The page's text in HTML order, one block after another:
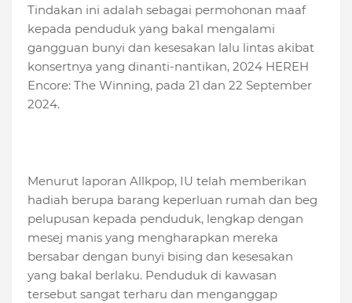
Tindakan ini adalah sebagai permohonan maaf
kepada penduduk yang bakal mengalami
gangguan bunyi dan kesesakan lalu lintas akibat
konsertnya yang dinanti-nantikan, 2024 HEREH
Encore: The Winning, pada 21 dan 22 September
2024.
Menurut laporan Allkpop, IU telah memberikan
hadiah berupa barang keperluan rumah dan beg
pelupusan kepada penduduk, lengkap dengan
mesej manis yang mengharapkan mereka
bersabar dengan bunyi bising dan kesesakan
yang bakal berlaku. Penduduk di kawasan
tersebut sangat terharu dan menganggap